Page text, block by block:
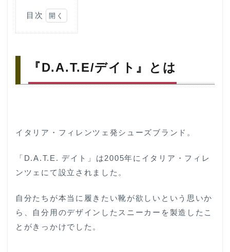
目次
D.A.T.E.
ーの特徴
4
2022-
『D.A.T.E/
デイト』新
5
『D.A.T.E/デイト』とは
イタリア・フィレンツェ発シューズブランド。
「D.A.T.E. デイト」は2005年にイタリア・フィレ
ンツェにて設立されました。
自分たちが本当に履きたい靴が欲しいという思いか
ら、自分用のデザインしたスニーカーを製造したこ
とがきっかけでした。